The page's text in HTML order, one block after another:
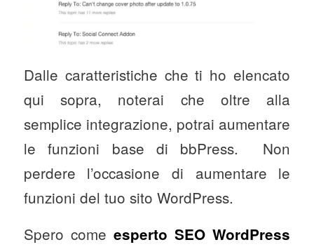
che l’utente ha ricevuto.
Dalle caratteristiche che ti ho elencato
qui sopra, noterai che oltre alla
semplice integrazione, potrai aumentare
le funzioni base di bbPress. Non
perdere l’occasione di aumentare le
funzioni del tuo sito WordPress.
Spero come esperto SEO WordPress